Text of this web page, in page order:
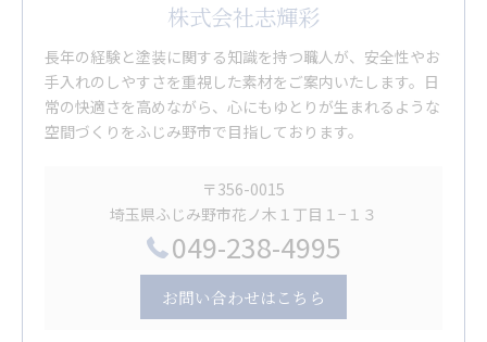
株式会社志輝彩
長年の経験と塗装に関する知識を持つ職人が、安全性やお
手入れのしやすさを重視した素材をご案内いたします。日
常の快適さを高めながら、心にもゆとりが生まれるような
空間づくりをふじみ野市で目指しております。
〒356-0015
埼玉県ふじみ野市花ノ木１丁目１−１３
049-238-4995
お問い合わせはこちら